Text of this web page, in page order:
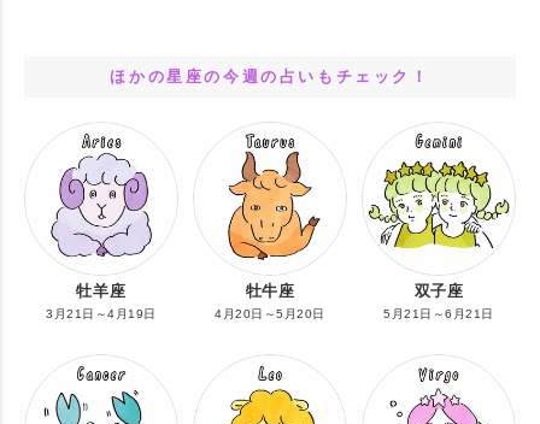
ほかの星座の今週の占いもチェック！
牡羊座
3月21日～4月19日
牡牛座
4月20日～5月20日
双子座
5月21日～6月21日